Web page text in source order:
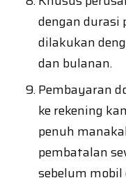
dengan
dilakukan
dan bulanan.
Pembayaran
ke rekening
penuh
pembatalan
sebelum